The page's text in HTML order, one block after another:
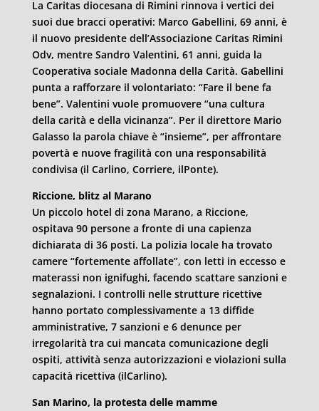
La Caritas diocesana di Rimini rinnova i vertici dei
suoi due bracci operativi: Marco Gabellini, 69 anni, è
il nuovo presidente dell’Associazione Caritas Rimini
Odv, mentre Sandro Valentini, 61 anni, guida la
Cooperativa sociale Madonna della Carità. Gabellini
punta a rafforzare il volontariato: “Fare il bene fa
bene”. Valentini vuole promuovere “una cultura
della carità e della vicinanza”. Per il direttore Mario
Galasso la parola chiave è “insieme”, per affrontare
povertà e nuove fragilità con una responsabilità
condivisa (il Carlino, Corriere, ilPonte).
Riccione, blitz al Marano
Un piccolo hotel di zona Marano, a Riccione,
ospitava 90 persone a fronte di una capienza
dichiarata di 36 posti. La polizia locale ha trovato
camere “fortemente affollate”, con letti in eccesso e
materassi non ignifughi, facendo scattare sanzioni e
segnalazioni. I controlli nelle strutture ricettive
hanno portato complessivamente a 13 diffide
amministrative, 7 sanzioni e 6 denunce per
irregolarità tra cui mancata comunicazione degli
ospiti, attività senza autorizzazioni e violazioni sulla
capacità ricettiva (ilCarlino).
San Marino, la protesta delle mamme